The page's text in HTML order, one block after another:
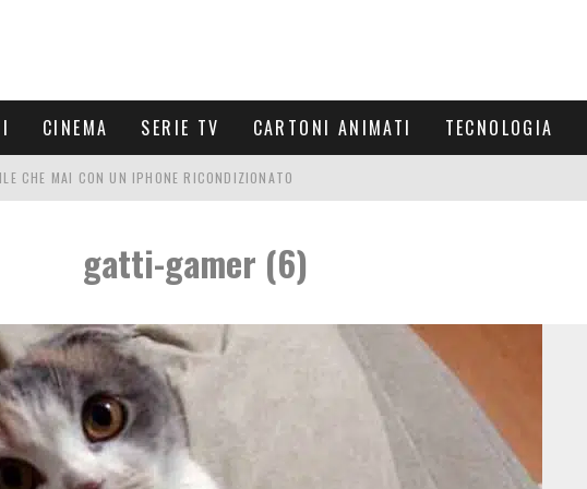
CINEMA SERIE TV CARTONI ANIMATI TECNOLOGIA
CHE MAI CON UN IPHONE RICONDIZIONATO
gatti-gamer (6)